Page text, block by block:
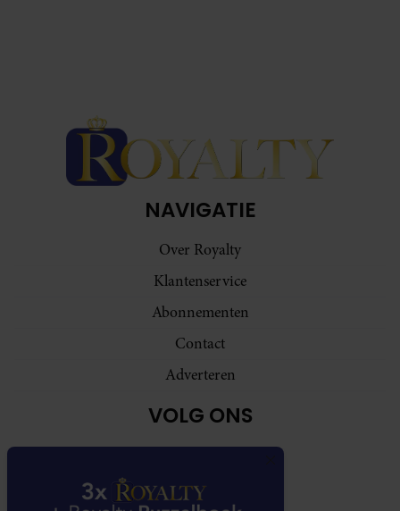
NAVIGATIE
Over Royalty
Klantenservice
Abonnementen
Contact
Adverteren
VOLG ONS